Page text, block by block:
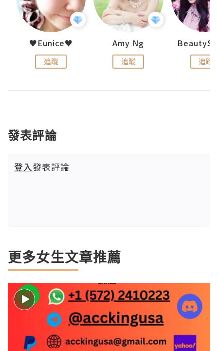
♥Eunice♥
追蹤
Amy Ng
追蹤 追蹤
發表評論
登入發表評論
更多女生文章推薦